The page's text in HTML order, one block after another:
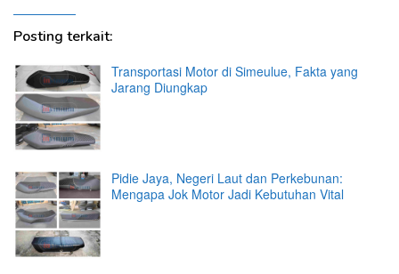
Posting terkait:
Transportasi Motor di Simeulue, Fakta yang
Jarang Diungkap
Pidie Jaya, Negeri Laut dan Perkebunan:
Mengapa Jok Motor Jadi Kebutuhan Vital